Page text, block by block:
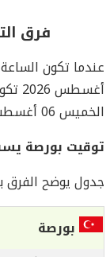
فرق
عندما تكون
أغسطس 2026 تكون الساعة في نيويورك
الخميس 06 أغسطس 2026.
توقيت بورصة يسبق
جدول يوضح الفرق
بورصة